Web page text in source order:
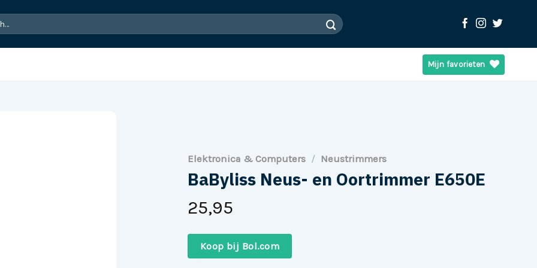
Mijn favorieten
Elektronica & Computers / Neustrimmers
BaByliss Neus- en Oortrimmer E650E
25,95
Koop bij Bol.com